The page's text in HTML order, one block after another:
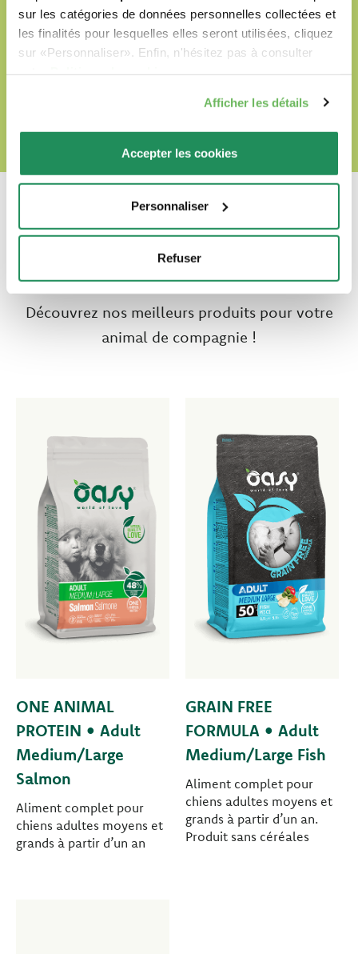
sur les catégories de données personnelles collectées et
les finalités pour lesquelles elles seront utilisées, cliquez
sur «Personnaliser». Enfin, n'hésitez pas à consulter
Afficher les détails
Accepter les cookies
Personnaliser
Refuser
labellisés Cruelty Free
DÉCOUVRIR NOTRE MONDE D’AMOUR
Quel est leur préféré ?
Découvrez nos meilleurs produits pour votre
animal de compagnie !
ONE ANIMAL
PROTEIN • Adult
Medium/Large
Salmon
Aliment complet pour
chiens adultes moyens et
grands à partir d’un an
GRAIN FREE
FORMULA • Adult
Medium/Large Fish
Aliment complet pour
chiens adultes moyens et
grands à partir d’un an.
Produit sans céréales